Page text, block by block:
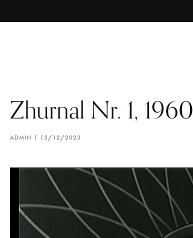
Zhurnal Nr. 1, 1960
ADMIN 15/12/2023